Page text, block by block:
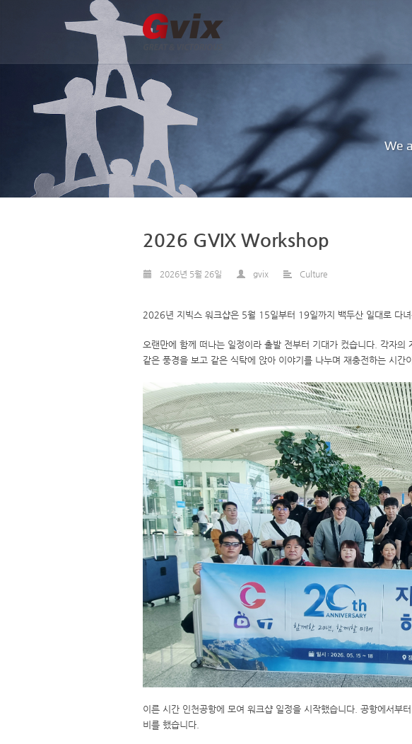
We
2026 GVIX Workshop
2026년 5월 26일 gvix Culture
2026년 지빅스 워크샵은 5월 15일부터 19일까지 백두산 일대로 다녀
오랜만에 함께 떠나는 일정이라 출발 전부터 기대가 컸습니다. 각자의
같은 풍경을 보고 같은 식탁에 앉아 이야기를 나누며 재충전하는 시간
이른 시간 인천공항에 모여 워크샵 일정을 시작했습니다. 공항에서부
비를 했습니다.